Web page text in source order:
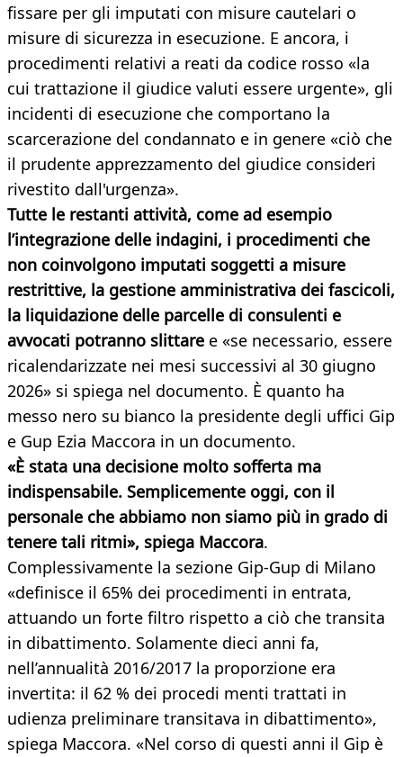
fissare per gli imputati con misure cautelari o
misure di sicurezza in esecuzione. E ancora, i
procedimenti relativi a reati da codice rosso «la
cui trattazione il giudice valuti essere urgente», gli
incidenti di esecuzione che comportano la
scarcerazione del condannato e in genere «ciò che
il prudente apprezzamento del giudice consideri
rivestito dall'urgenza».
Tutte le restanti attività, come ad esempio
l’integrazione delle indagini, i procedimenti che
non coinvolgono imputati soggetti a misure
restrittive, la gestione amministrativa dei fascicoli,
la liquidazione delle parcelle di consulenti e
avvocati potranno slittare e «se necessario, essere
ricalendarizzate nei mesi successivi al 30 giugno
2026» si spiega nel documento. È quanto ha
messo nero su bianco la presidente degli uffici Gip
e Gup Ezia Maccora in un documento.
«È stata una decisione molto sofferta ma
indispensabile. Semplicemente oggi, con il
personale che abbiamo non siamo più in grado di
tenere tali ritmi», spiega Maccora.
Complessivamente la sezione Gip-Gup di Milano
«definisce il 65% dei procedimenti in entrata,
attuando un forte filtro rispetto a ciò che transita
in dibattimento. Solamente dieci anni fa,
nell’annualità 2016/2017 la proporzione era
invertita: il 62 % dei procedi menti trattati in
udienza preliminare transitava in dibattimento»,
spiega Maccora. «Nel corso di questi anni il Gip è